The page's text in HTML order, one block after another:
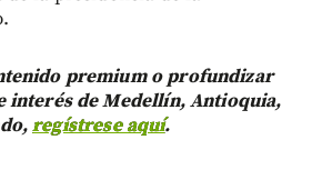
premium o profundizar
interés de Medellín, Antioquia,
regístrese aquí.